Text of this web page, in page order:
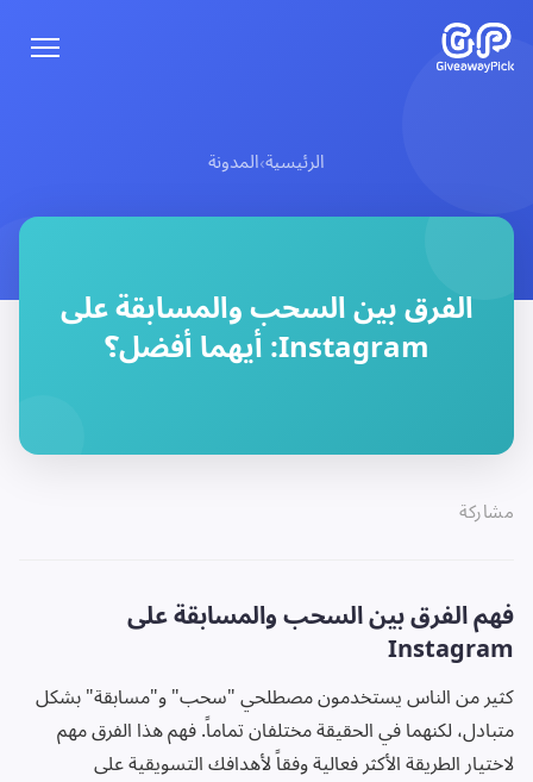
الرئيسية›المدونة
الفرق بين السحب والمسابقة على
Instagram: أيهما أفضل؟
مشاركة
فهم الفرق بين السحب والمسابقة على
Instagram
كثير من الناس يستخدمون مصطلحي "سحب" و"مسابقة" بشكل
متبادل، لكنهما في الحقيقة مختلفان تماماً. فهم هذا الفرق مهم
لاختيار الطريقة الأكثر فعالية وفقاً لأهدافك التسويقية على